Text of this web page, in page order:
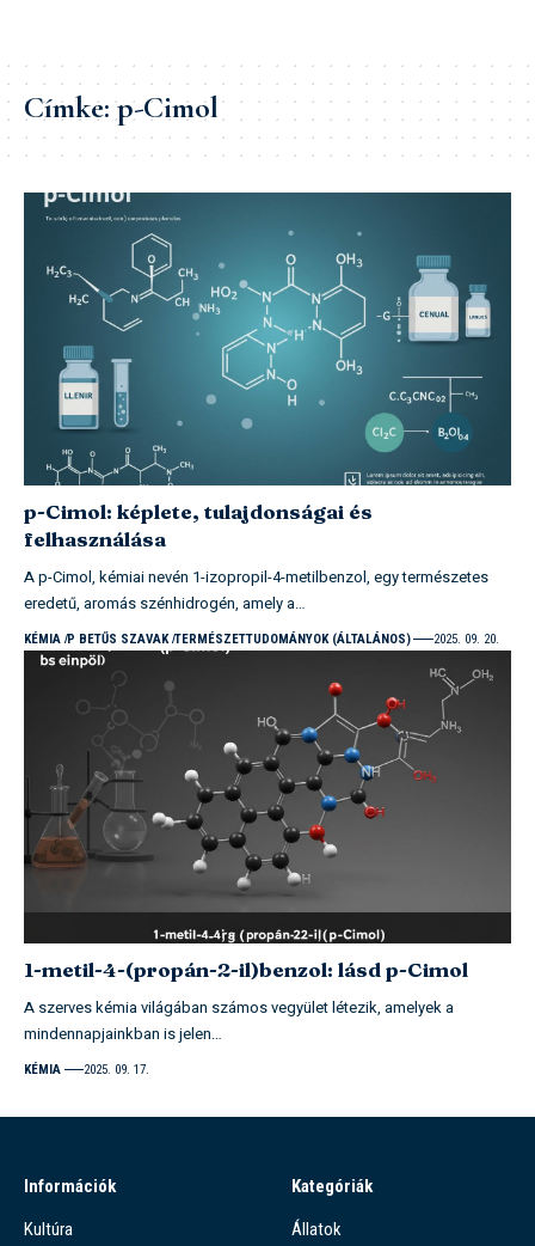
Címke:p-Cimol
p-Cimol: képlete, tulajdonságai és
felhasználása
A p-Cimol, kémiai nevén 1-izopropil-4-metilbenzol, egy természetes
eredetű, aromás szénhidrogén, amely a…
KÉMIA P BETŰS SZAVAK TERMÉSZETTUDOMÁNYOK (ÁLTALÁNOS) 2025. 09. 20.
1-metil-4-(propán-2-il)benzol: lásd p-Cimol
A szerves kémia világában számos vegyület létezik, amelyek a
mindennapjainkban is jelen…
KÉMIA 2025. 09. 17.
Információk
Kultúra
Kategóriák
Állatok